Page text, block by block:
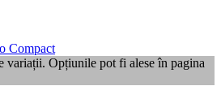
variații. Opțiunile pot fi alese în pagina